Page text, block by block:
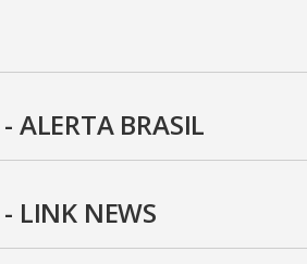
ALERTA BRASIL
LINK NEWS